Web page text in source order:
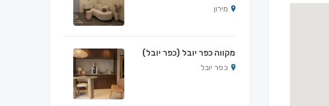
מירון
מקווה כפר יובל (כפר יובל)
כפר יובל